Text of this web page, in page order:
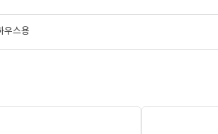
우스용